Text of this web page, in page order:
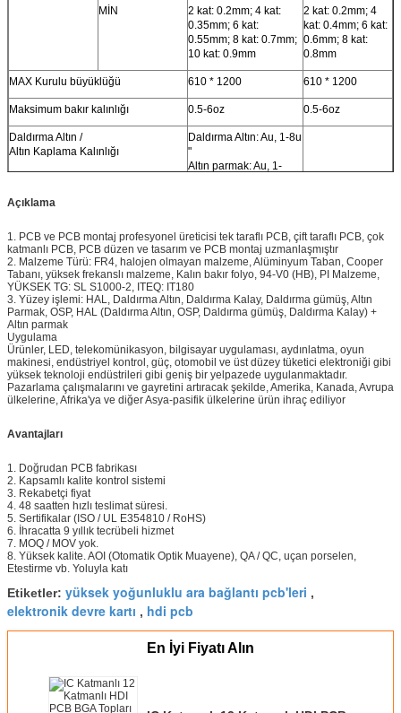
MİN
2 kat: 0.2mm; 4 kat:
0.35mm; 6 kat:
0.55mm; 8 kat: 0.7mm;
10 kat: 0.9mm
2 kat: 0.2mm; 4
kat: 0.4mm; 6 kat:
0.6mm; 8 kat:
0.8mm
MAX Kurulu büyüklüğü 610 * 1200 610 * 1200
Maksimum bakır kalınlığı 0.5-6oz 0.5-6oz
Daldırma Altın /
Altın Kaplama Kalınlığı
Daldırma Altın: Au, 1-8u
"
Altın parmak: Au, 1-
500u "
Delik bakır kalınlığı 25um 1mil 25um 1mil
Hata payı Kart kalınlığı
Kart kalınlığı≤1.0mm:
+/- 0.1mm
1.0mm <Panel kalınlığı
Kart kalınlığı> 2,0 mm:
+/-% 8
Kart
kalınlığı≤1.0mm:
kalınlığı <2.0mm:
+/-% 10
Kart kalınlığı> 2,0
mm: +/-% 8
Empedans 10 ±%
MIN Lehim maskesi köprüsü 0.08mm
Vias yeteneğini takma
Açıklama
1. PCB ve PCB montaj profesyonel üreticisi tek taraflı PCB, çift taraflı PCB, çok
katmanlı PCB, PCB düzen ve tasarım ve PCB montaj uzmanlaşmıştır
2. Malzeme Türü: FR4, halojen olmayan malzeme, Alüminyum Taban, Cooper
Tabanı, yüksek frekanslı malzeme, Kalın bakır folyo, 94-V0 (HB), PI Malzeme,
YÜKSEK TG: SL S1000-2, ITEQ: IT180
3. Yüzey işlemi: HAL, Daldırma Altın, Daldırma Kalay, Daldırma gümüş, Altın
Parmak, OSP, HAL (Daldırma Altın, OSP, Daldırma gümüş, Daldırma Kalay) +
Altın parmak
Uygulama
Ürünler, LED, telekomünikasyon, bilgisayar uygulaması, aydınlatma, oyun
makinesi, endüstriyel kontrol, güç, otomobil ve üst düzey tüketici elektroniği gibi
yüksek teknoloji endüstrileri gibi geniş bir yelpazede uygulanmaktadır.
Pazarlama çalışmalarını ve gayretini artıracak şekilde, Amerika, Kanada, Avrupa
ülkelerine, Afrika'ya ve diğer Asya-pasifik ülkelerine ürün ihraç ediliyor
Avantajları
1. Doğrudan PCB fabrikası
2. Kapsamlı kalite kontrol sistemi
3. Rekabetçi fiyat
4. 48 saatten hızlı teslimat süresi.
5. Sertifikalar (ISO / UL E354810 / RoHS)
6. İhracatta 9 yıllık tecrübeli hizmet
7. MOQ / MOV yok.
8. Yüksek kalite. AOI (Otomatik Optik Muayene), QA / QC, uçan porselen,
Etestirme vb. Yoluyla katı
Etiketler: yüksek yoğunluklu ara bağlantı pcb'leri ,
elektronik devre kartı , hdi pcb
En İyi Fiyatı Alın